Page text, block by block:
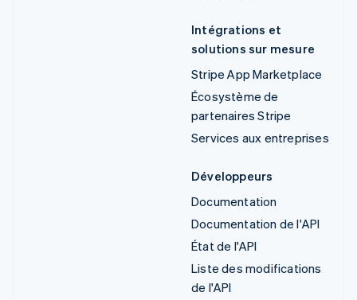
Intégrations et
solutions sur mesure
Stripe App Marketplace
Écosystème de
partenaires Stripe
Services aux entreprises
Développeurs
Documentation
Documentation de l'API
État de l'API
Liste des modifications
de l'API